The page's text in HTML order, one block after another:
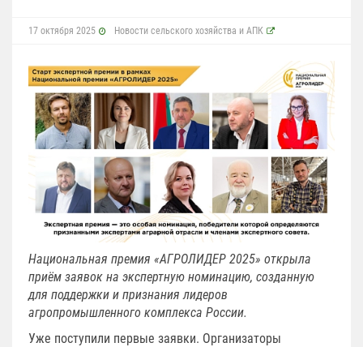
17 октября 2025 Новости сельского хозяйства и АПК
Национальная премия «АГРОЛИДЕР 2025» открыла
приём заявок на экспертную номинацию, созданную
для поддержки и признания лидеров
агропромышленного комплекса России.
Уже поступили первые заявки. Организаторы